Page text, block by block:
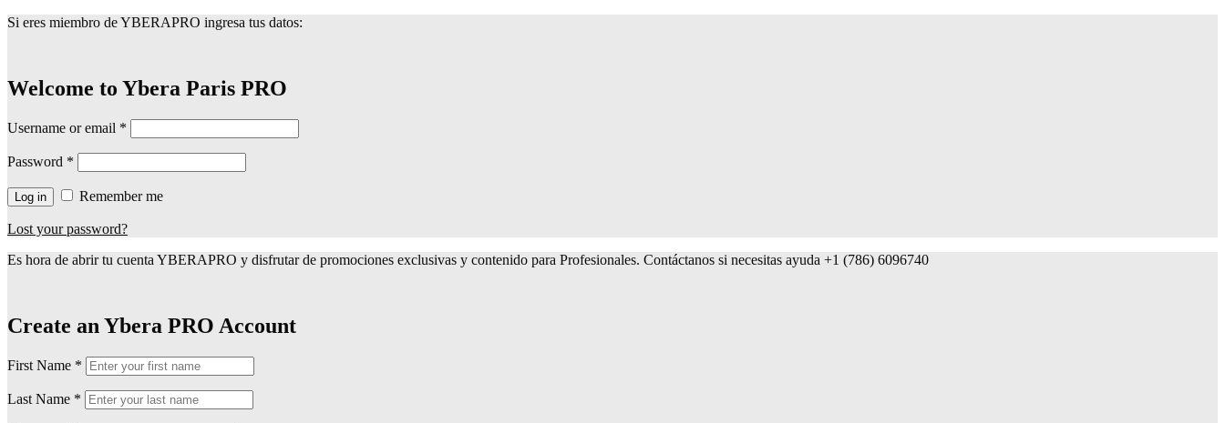
Si eres miembro de YBERAPRO ingresa tus datos:
Welcome to Ybera Paris PRO
Username or email *
Password *
Log in Remember me
Lost your password?
Es hora de abrir tu cuenta YBERAPRO y disfrutar de promociones exclusivas y contenido para Profesionales. Contáctanos si necesitas ayuda +1 (786) 6096740
Create an Ybera PRO Account
First Name *
Last Name *